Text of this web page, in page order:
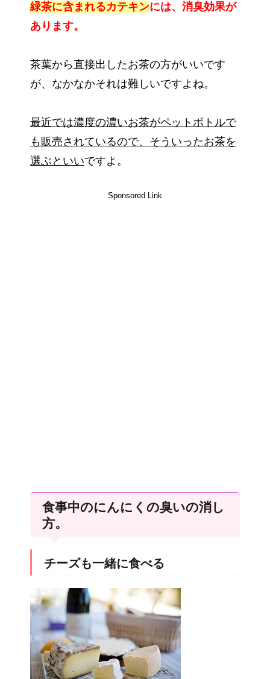
緑茶に含まれるカテキンには、消臭効果が
あります。
茶葉から直接出したお茶の方がいいです
が、なかなかそれは難しいですよね。
最近では濃度の濃いお茶がペットボトルで
も販売されているので、そういったお茶を
選ぶといいですよ。
Sponsored Link
食事中のにんにくの臭いの消し
方。
チーズも一緒に食べる